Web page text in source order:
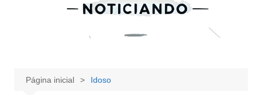
Página inicial Idoso